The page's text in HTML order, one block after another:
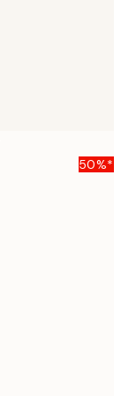
50%*